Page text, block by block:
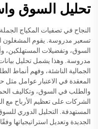
تحليل السوق
النجاح في تصفيات المكياج
تسعير مدروسة. يقوم المشغلون
السوق، وتفضيلات المستهلكين،
مدروسة. وهذا يشمل تحليل بيانات
الجمالية الناشئة، وفهم أنماط
المعقدة في الاعتبار عوامل مثل
والطلب في السوق، وتكاليف
الشركات على تعظيم الأرباح مع
المستهدفة. التحليل الدوري
الجديدة وتعديل استراتيجياتها